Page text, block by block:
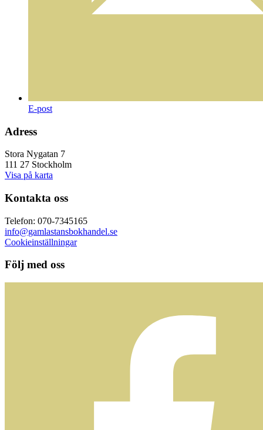
E-post
Adress
Stora Nygatan 7
111 27 Stockholm
Visa på karta
Kontakta oss
Telefon: 070-7345165
info@gamlastansbokhandel.se
Cookieinställningar
Följ med oss